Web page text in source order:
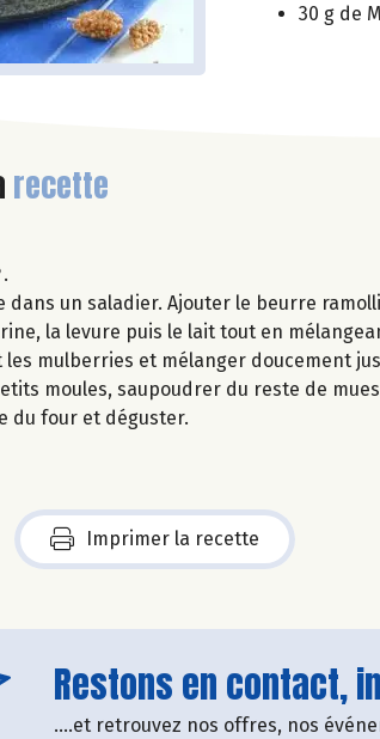
30 g de
recette
dans un saladier. Ajouter le beurre
la levure puis le lait tout en
mulberries et mélanger doucement
moules, saupoudrer du reste de
du four et déguster.
Imprimer la recette
Restons en contact,
....et retrouvez nos offres, nos